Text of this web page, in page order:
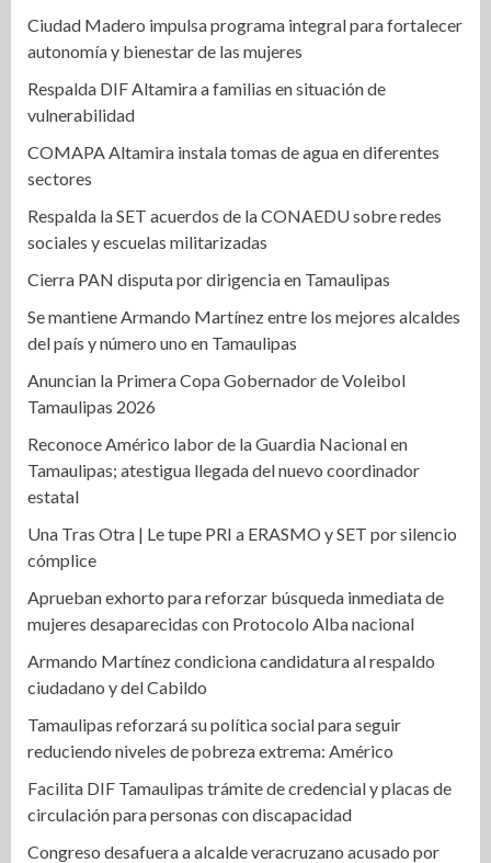
Ciudad Madero impulsa programa integral para fortalecer
autonomía y bienestar de las mujeres
Respalda DIF Altamira a familias en situación de
vulnerabilidad
COMAPA Altamira instala tomas de agua en diferentes
sectores
Respalda la SET acuerdos de la CONAEDU sobre redes
sociales y escuelas militarizadas
Cierra PAN disputa por dirigencia en Tamaulipas
Se mantiene Armando Martínez entre los mejores alcaldes
del país y número uno en Tamaulipas
Anuncian la Primera Copa Gobernador de Voleibol
Tamaulipas 2026
Reconoce Américo labor de la Guardia Nacional en
Tamaulipas; atestigua llegada del nuevo coordinador
estatal
Una Tras Otra | Le tupe PRI a ERASMO y SET por silencio
cómplice
Aprueban exhorto para reforzar búsqueda inmediata de
mujeres desaparecidas con Protocolo Alba nacional
Armando Martínez condiciona candidatura al respaldo
ciudadano y del Cabildo
Tamaulipas reforzará su política social para seguir
reduciendo niveles de pobreza extrema: Américo
Facilita DIF Tamaulipas trámite de credencial y placas de
circulación para personas con discapacidad
Congreso desafuera a alcalde veracruzano acusado por